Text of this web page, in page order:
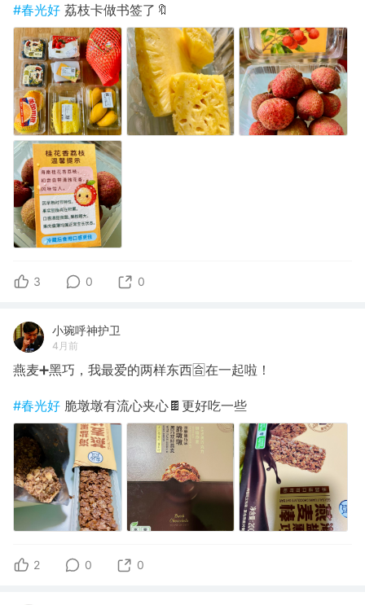
#春光好 荔枝卡做书签了🔖
3 0 0
小琬呼神护卫
4月前
燕麦➕黑巧，我最爱的两样东西🈴在一起啦！
#春光好 脆墩墩有流心夹心🍫更好吃一些
2 0 0